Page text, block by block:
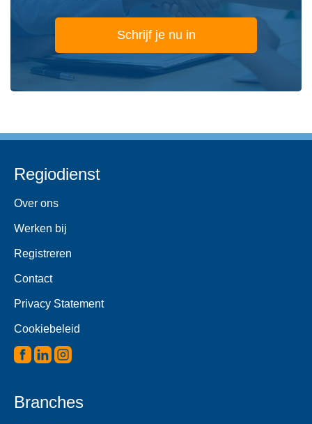
Schrijf je nu in
Regiodienst
Over ons
Werken bij
Registreren
Contact
Privacy Statement
Cookiebeleid
Branches